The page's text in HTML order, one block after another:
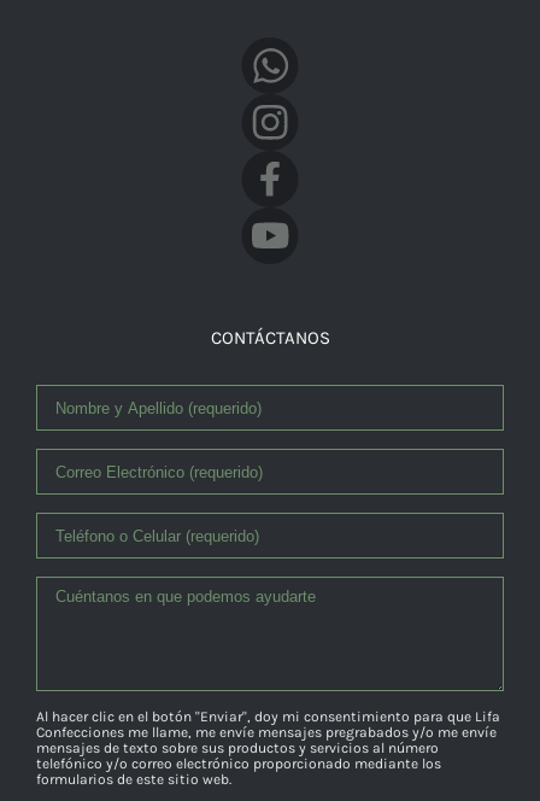
CONTÁCTANOS
Al hacer clic en el botón "Enviar", doy mi consentimiento para que Lifa
Confecciones me llame, me envíe mensajes pregrabados y/o me envíe
mensajes de texto sobre sus productos y servicios al número
telefónico y/o correo electrónico proporcionado mediante los
formularios de este sitio web.